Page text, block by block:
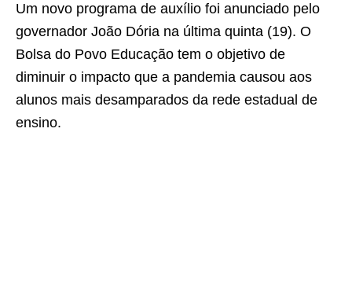
Um novo programa de auxílio foi anunciado pelo
governador João Dória na última quinta (19). O
Bolsa do Povo Educação tem o objetivo de
diminuir o impacto que a pandemia causou aos
alunos mais desamparados da rede estadual de
ensino.